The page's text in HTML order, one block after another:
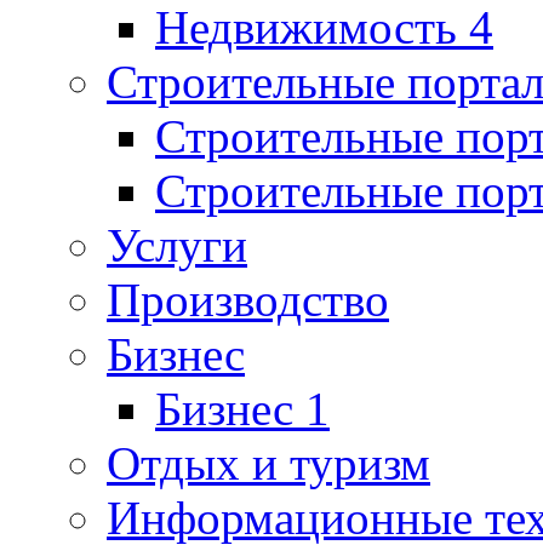
Недвижимость 4
Строительные
Строительные
Строительные
Услуги
Производство
Бизнес
Бизнес 1
Отдых и туризм
Информационные